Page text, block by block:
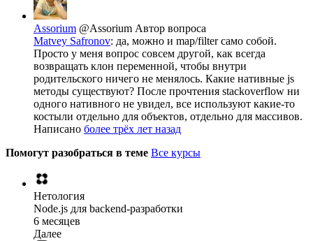
Assorium @Assorium Автор вопроса
Matvey Safronov: да, можно и map/filter само собой.
Просто у меня вопрос совсем другой, как всегда
возвращать клон переменной, чтобы внутри
родительского ничего не менялось. Какие нативные js
методы существуют? После прочтения stackoverflow ни
одного нативного не увидел, все используют какие-то
костыли отдельно для объектов, отдельно для массивов.
Написано более трёх лет назад
Помогут разобраться в теме Все курсы
Нетология
Node.js для backend-разработки
6 месяцев
Далее